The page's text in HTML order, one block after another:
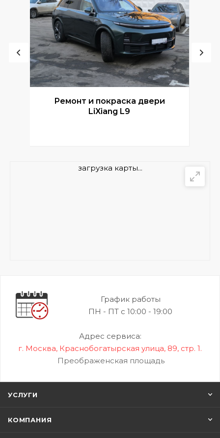
Ремонт и покраска двери
LiXiang L9
загрузка карты...
График работы
ПН - ПТ с 10:00 - 19:00
Адрес сервиса:
г. Москва, Краснобогатырская улица, 89, стр. 1.
Преображенская площадь
УСЛУГИ
КОМПАНИЯ